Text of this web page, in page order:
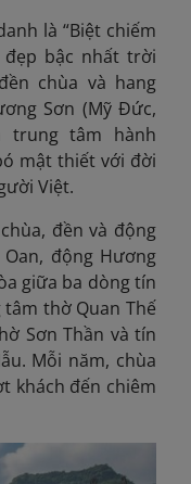
là “Biệt chiếm
đẹp bậc nhất trời
chùa và hang
Sơn (Mỹ Đức,
trung tâm hành
mật thiết với đời
Việt.
đền và động
động Hương
giữa ba dòng tín
thờ Quan Thế
Sơn Thần và tín
Mỗi năm, chùa
khách đến chiêm